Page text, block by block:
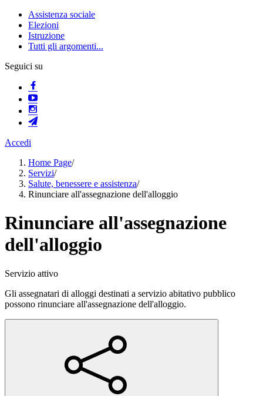
Assistenza sociale
Elezioni
Istruzione
Tutti gli argomenti...
Seguici su
Accedi
Home Page/
Servizi/
Salute, benessere e assistenza/
Rinunciare all'assegnazione dell'alloggio
Rinunciare all'assegnazione
dell'alloggio
Servizio attivo
Gli assegnatari di alloggi destinati a servizio abitativo pubblico
possono rinunciare all'assegnazione dell'alloggio.